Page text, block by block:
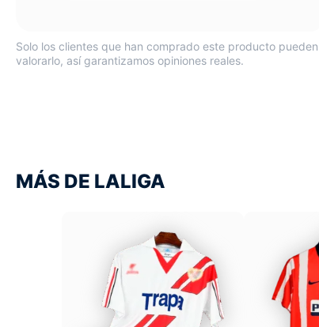
Solo los clientes que han comprado este producto pueden
valorarlo, así garantizamos opiniones reales.
MÁS DE LALIGA